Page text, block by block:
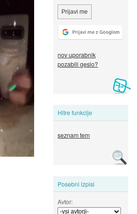
nov uporabnik
pozabili geslo?
Hitre funkcije
seznam tem
Posebni izpisi
Avtor: